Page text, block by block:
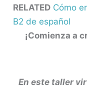
RELATED Cómo
B2 de español
¡Comienza a
En este taller